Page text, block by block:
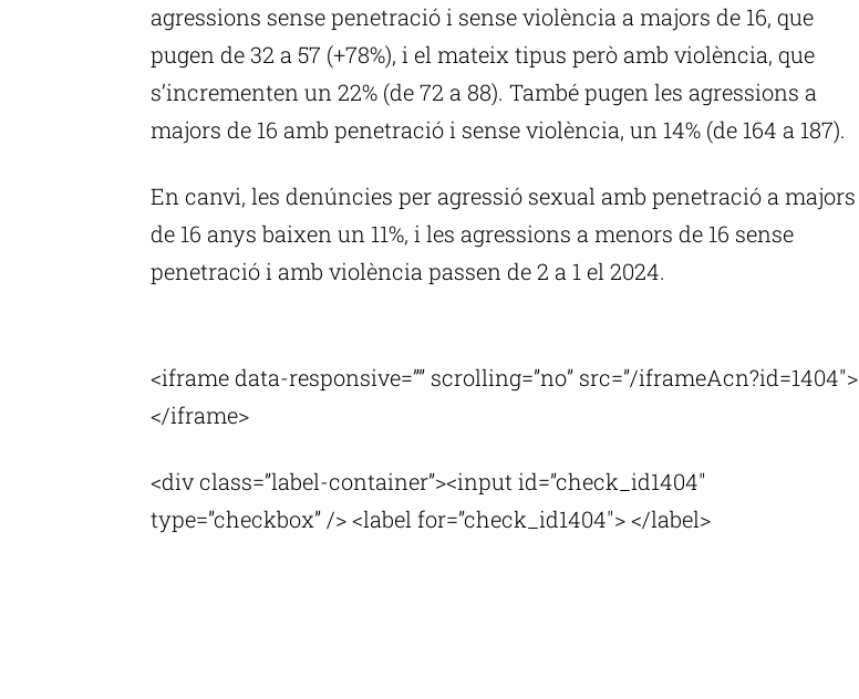
agressions sense penetració i sense violència a majors de 16, que
pugen de 32 a 57 (+78%), i el mateix tipus però amb violència, que
s’incrementen un 22% (de 72 a 88). També pugen les agressions a
majors de 16 amb penetració i sense violència, un 14% (de 164 a 187).
En canvi, les denúncies per agressió sexual amb penetració a majors
de 16 anys baixen un 11%, i les agressions a menors de 16 sense
penetració i amb violència passen de 2 a 1 el 2024.
<iframe data-responsive=”” scrolling=”no” src=”/iframeAcn?id=1404″>
</iframe>
<div class=”label-container”><input id=”check_id1404″
type=”checkbox” /> <label for=”check_id1404″> </label>